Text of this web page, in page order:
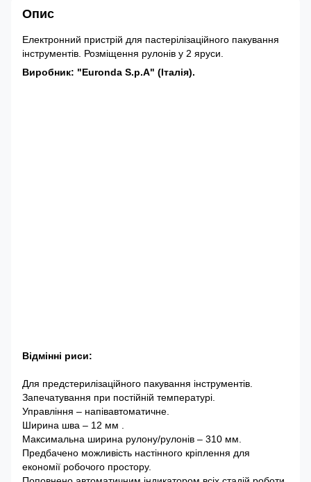
Опис
Електронний пристрій для пастерілізаційного пакування
інструментів. Розміщення рулонів у 2 яруси.
Виробник: "Euronda S.p.A" (Італія).
Відмінні риси:
Для предстерилізаційного пакування інструментів.
Запечатування при постійній температурі.
Управління – напівавтоматичне.
Ширина шва – 12 мм .
Максимальна ширина рулону/рулонів – 310 мм.
Предбачено можливість настінного кріплення для
економії робочого простору.